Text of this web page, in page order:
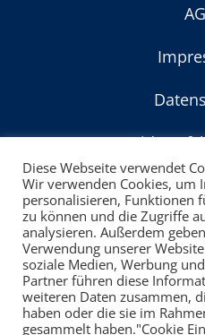
©
powered by:
Diese Webseite verwendet
Wir verwenden Cookies, um
personalisieren, Funktionen
zu können und die Zugriffe
analysieren. Außerdem
Verwendung unserer
soziale Medien, Werbung
Partner führen diese
weiteren Daten zusammen,
haben oder die sie im
gesammelt haben."Cookie